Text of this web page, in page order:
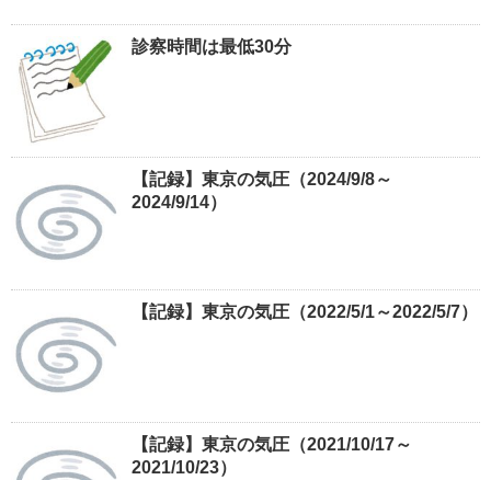
診察時間は最低30分
【記録】東京の気圧（2024/9/8～
2024/9/14）
【記録】東京の気圧（2022/5/1～2022/5/7）
【記録】東京の気圧（2021/10/17～
2021/10/23）